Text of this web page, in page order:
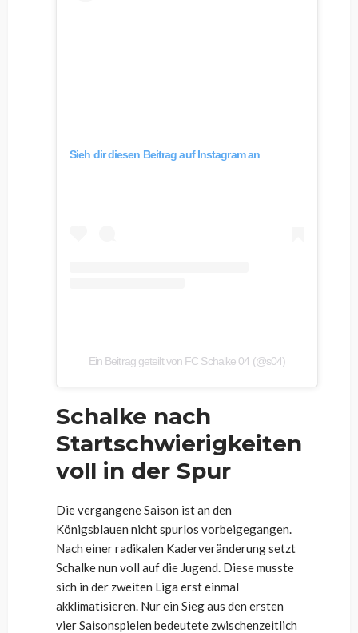
Sieh dir diesen Beitrag auf Instagram an
Ein Beitrag geteilt von FC Schalke 04 (@s04)
Schalke nach
Startschwierigkeiten
voll in der Spur
Die vergangene Saison ist an den
Königsblauen nicht spurlos vorbeigegangen.
Nach einer radikalen Kaderveränderung setzt
Schalke nun voll auf die Jugend. Diese musste
sich in der zweiten Liga erst einmal
akklimatisieren. Nur ein Sieg aus den ersten
vier Saisonspielen bedeutete zwischenzeitlich